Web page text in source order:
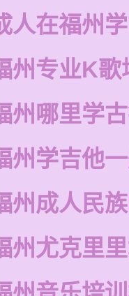
人在福州
州专业K歌
州哪里学
州学吉他
州成人民
州尤克里